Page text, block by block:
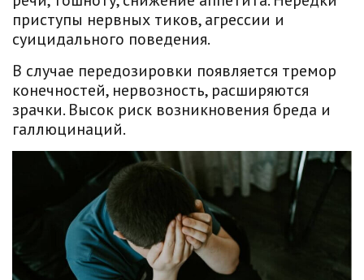
приступы нервных тиков, агрессии и
суицидального поведения.
В случае передозировки появляется тремор
конечностей, нервозность, расширяются
зрачки. Высок риск возникновения бреда и
галлюцинаций.